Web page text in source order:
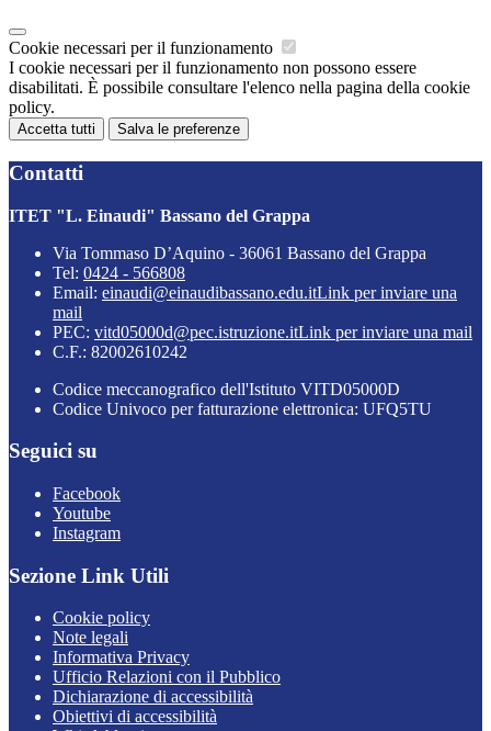
Cookie necessari per il funzionamento
I cookie necessari per il funzionamento non possono essere
disabilitati. È possibile consultare l'elenco nella pagina della cookie
policy.
Accetta tutti Salva le preferenze
Contatti
ITET "L. Einaudi" Bassano del Grappa
Via Tommaso D’Aquino - 36061 Bassano del Grappa
Tel: 0424 - 566808
Email: einaudi@einaudibassano.edu.itLink per inviare una
mail
PEC: vitd05000d@pec.istruzione.itLink per inviare una mail
C.F.: 82002610242
Codice meccanografico dell'Istituto VITD05000D
Codice Univoco per fatturazione elettronica: UFQ5TU
Seguici su
Facebook
Youtube
Instagram
Sezione Link Utili
Cookie policy
Note legali
Informativa Privacy
Ufficio Relazioni con il Pubblico
Dichiarazione di accessibilità
Obiettivi di accessibilità